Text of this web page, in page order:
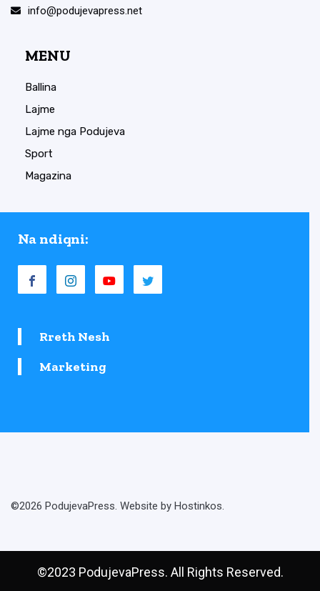
info@podujevapress.net
MENU
Ballina
Lajme
Lajme nga Podujeva
Sport
Magazina
Na ndiqni:
Rreth Nesh
Marketing
©2026 PodujevaPress. Website by Hostinkos.
©2023 PodujevaPress. All Rights Reserved.